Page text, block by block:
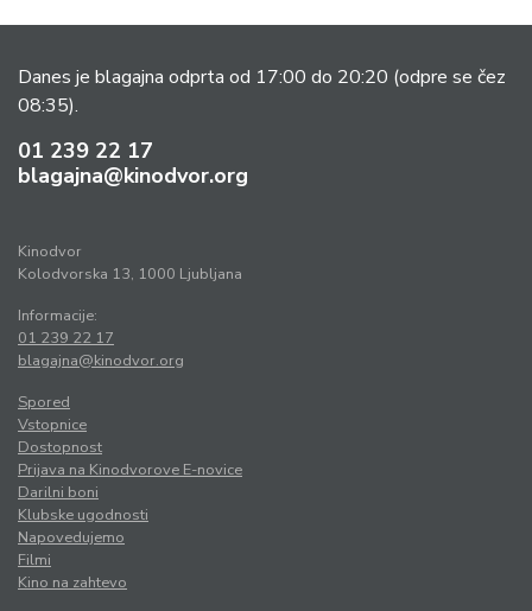
Danes je blagajna odprta od 17:00 do 20:20 (odpre se čez
08:35).
01 239 22 17
blagajna@kinodvor.org
Kinodvor
Kolodvorska 13, 1000 Ljubljana
Informacije:
01 239 22 17
blagajna@kinodvor.org
Spored
Vstopnice
Dostopnost
Prijava na Kinodvorove E-novice
Darilni boni
Klubske ugodnosti
Napovedujemo
Filmi
Kino na zahtevo